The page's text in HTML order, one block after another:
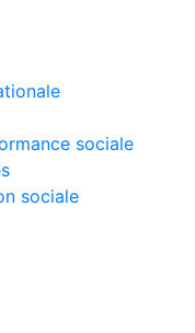
sociale
sociale